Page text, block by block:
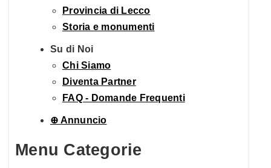
Provincia di Lecco
Storia e monumenti
Su di Noi
Chi Siamo
Diventa Partner
FAQ - Domande Frequenti
⊕ Annuncio
Menu Categorie